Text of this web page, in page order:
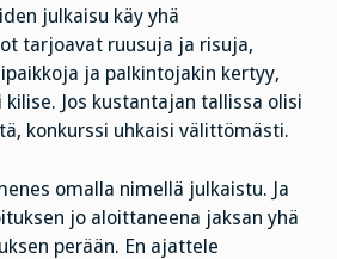
julkaisu käy yhä
tarjoavat ruusuja ja risuja,
ja palkintojakin kertyy,
Jos kustantajan tallissa olisi
konkurssi uhkaisi välittömästi.
omalla nimellä julkaistu. Ja
jo aloittaneena jaksan yhä
perään. En ajattele